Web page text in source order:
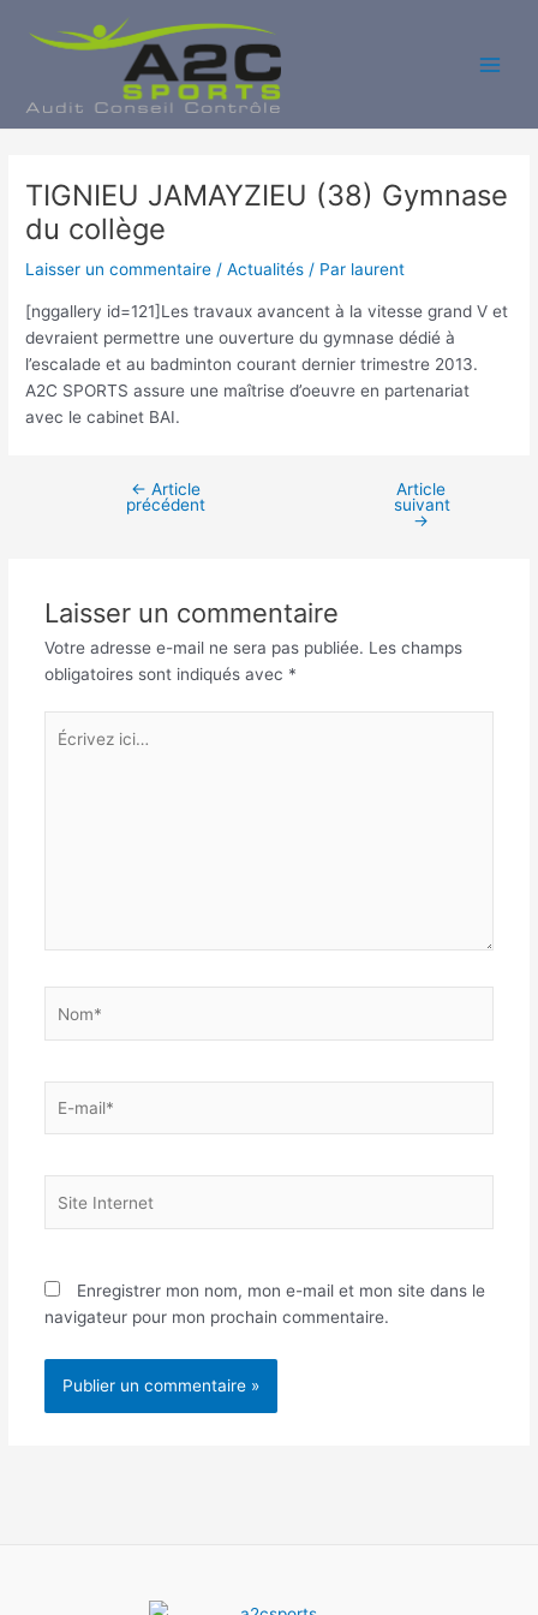
TIGNIEU JAMAYZIEU (38) Gymnase
du collège
Laisser un commentaire /Actualités / Par laurent
[nggallery id=121]Les travaux avancent à la vitesse grand V et
devraient permettre une ouverture du gymnase dédié à
l’escalade et au badminton courant dernier trimestre 2013.
A2C SPORTS assure une maîtrise d’oeuvre en partenariat
avec le cabinet BAI.
Navigation
← Article
précédent
Article
suivant
→
Laisser un commentaire
Votre adresse e-mail ne sera pas publiée. Les champs
obligatoires sont indiqués avec *
Écrivez
ici…
mail*
Internet
Enregistrer mon nom, mon e-mail et mon site dans le
navigateur pour mon prochain commentaire.